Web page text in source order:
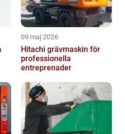
09 maj 2026
Hitachi grävmaskin för
professionella
entreprenader